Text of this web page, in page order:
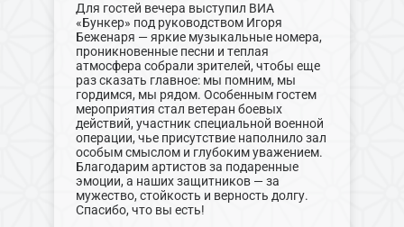
Для гостей вечера выступил ВИА
«Бункер» под руководством Игоря
Беженаря — яркие музыкальные номера,
проникновенные песни и теплая
атмосфера собрали зрителей, чтобы еще
раз сказать главное: мы помним, мы
гордимся, мы рядом. Особенным гостем
мероприятия стал ветеран боевых
действий, участник специальной военной
операции, чье присутствие наполнило зал
особым смыслом и глубоким уважением.
Благодарим артистов за подаренные
эмоции, а наших защитников — за
мужество, стойкость и верность долгу.
Спасибо, что вы есть!